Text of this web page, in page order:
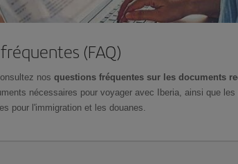
(FAQ)
nos questions fréquentes sur les documents
nécessaires pour voyager avec Iberia, ainsi que les
pour l'immigration et les douanes.